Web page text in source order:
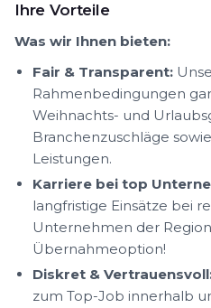
Ihre Vorteile
Was wir Ihnen bieten:
Fair & Transparent:
Rahmenbedingungen
Weihnachts- und
Branchenzuschläge
Leistungen.
Karriere bei top
langfristige Einsätze bei
Unternehmen der
Übernahmeoption!
Diskret &
zum Top-Job innerhalb